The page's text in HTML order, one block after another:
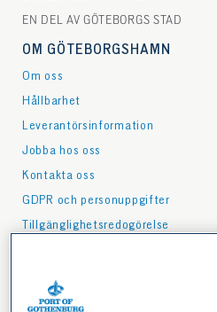
EN DEL AV GÖTEBORGS STAD
OM GÖTEBORGSHAMN
Om oss
Hållbarhet
Leverantörsinformation
Jobba hos oss
Kontakta oss
GDPR och personuppgifter
Tillgänglighetsredogörelse
Nyhetsbrev